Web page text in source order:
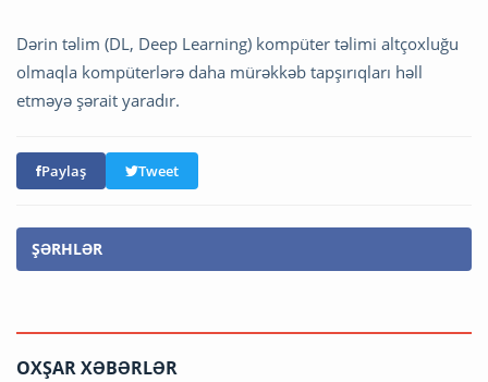
Dərin təlim (DL, Deep Learning) kompüter təlimi altçoxluğu
olmaqla kompüterlərə daha mürəkkəb tapşırıqları həll
etməyə şərait yaradır.
Paylaş Tweet
ŞƏRHLƏR
OXŞAR XƏBƏRLƏR